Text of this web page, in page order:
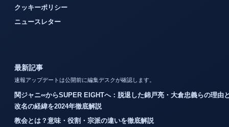
クッキーポリシー
ニュースレター
最新記事
速報アップデートは公開前に編集デスクが確認します。
関ジャニ∞からSUPER EIGHTへ：脱退した錦戸亮・大倉忠義らの理由
改名の経緯を2024年徹底解説
教会とは？意味・役割・宗派の違いを徹底解説